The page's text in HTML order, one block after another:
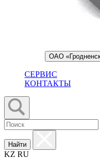
ОАО
СЕРВИС
КОНТАКТЫ
Найти
KZ RU